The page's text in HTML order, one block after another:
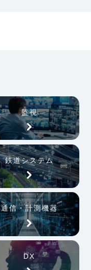
監視
鉄道システム
通信・計測機器
DX